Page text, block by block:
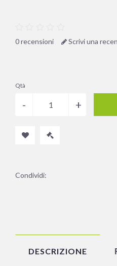
0 recensioni Scrivi una
Qtà
Condividi:
DESCRIZIONE